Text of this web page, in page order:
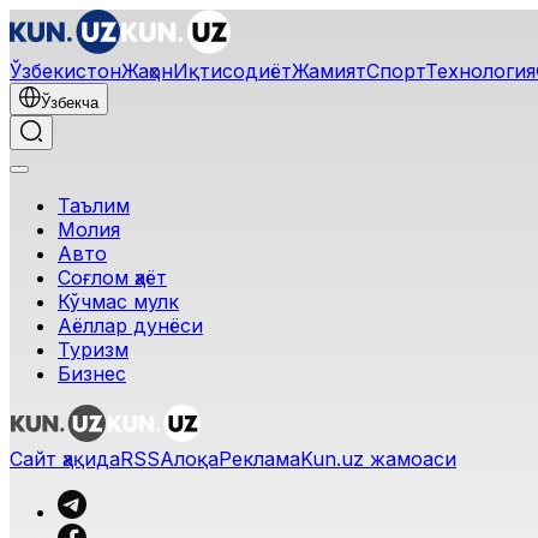
ЎзбекистонЖаҳонИқтисодиётЖамиятСпортТехнология
Ўзбекча
Таълим
Молия
Авто
Соғлом ҳаёт
Кўчмас мулк
Аёллар дунёси
Туризм
Бизнес
Сайт ҳақидаRSSАлоқаРекламаKun.uz жамоаси